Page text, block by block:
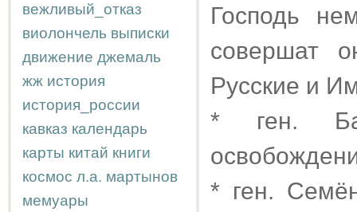
вежливый_отказ
виолончель выписки
движение джемаль
жж история
история_россии
кавказ календарь
карты китай книги
космос л.а. мартынов
мемуары
Господь
совершат
Русские и
* ген.
* ген.